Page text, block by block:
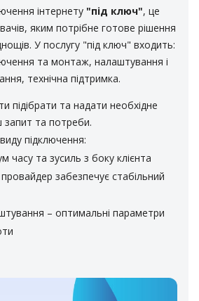
інтернету "під ключ", це
яким потрібне готове рішення
У послугу "під ключ" входить:
та монтаж, налаштування і
технічна підтримка.
підібрати та надати необхідне
запит та потреби.
підключення:
часу та зусиль з боку клієнта
провайдер забезпечує стабільний
– оптимальні параметри